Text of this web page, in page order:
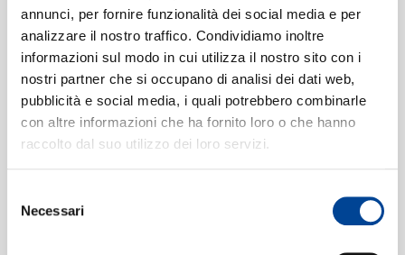
annunci, per fornire funzionalità dei social media e per
analizzare il nostro traffico. Condividiamo inoltre
informazioni sul modo in cui utilizza il nostro sito con i
nostri partner che si occupano di analisi dei dati web,
pubblicità e social media, i quali potrebbero combinarle
con altre informazioni che ha fornito loro o che hanno
raccolto dal suo utilizzo dei loro servizi.
delNecessari
Arijit Singh
Formati disponibili:
Data di pubblicazione:
CONTATTI
NEWSLETTER